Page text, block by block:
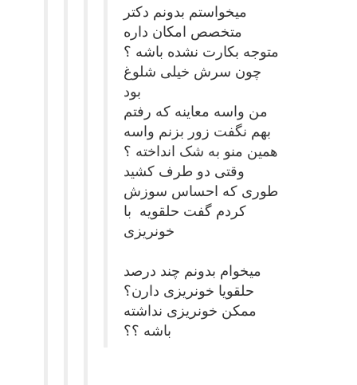
میخواستم بدونم دکتر
متخصص امکان داره
متوجه بکارت نشده باشه ؟
چون سرش خیلی شلوغ
بود
من واسه معاینه که رفتم
بهم نگفت زور بزنم واسه
همین منو به شک انداخته ؟
وقتی دو طرف کشید
طوری که احساس سوزش
کردم گفت حلقویه با
خونریزی
میخوام بدونم چند درصد
حلقویا خونریزی دارن؟
ممکن خونریزی نداشته
باشه ؟؟